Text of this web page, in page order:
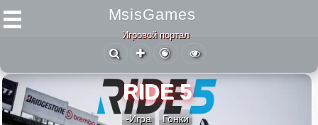
MsisGames
Игровой портал
RIDE 5
-Игра Гонки